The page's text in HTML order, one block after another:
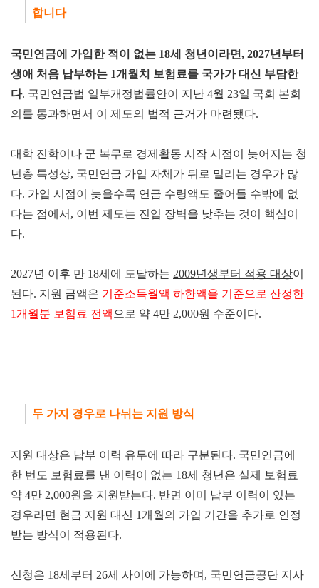
합니다
국민연금에 가입한 적이 없는 18세 청년이라면, 2027년부터
생애 처음 납부하는 1개월치 보험료를 국가가 대신 부담한
다. 국민연금법 일부개정법률안이 지난 4월 23일 국회 본회
의를 통과하면서 이 제도의 법적 근거가 마련됐다.
대학 진학이나 군 복무로 경제활동 시작 시점이 늦어지는 청
년층 특성상, 국민연금 가입 자체가 뒤로 밀리는 경우가 많
다. 가입 시점이 늦을수록 연금 수령액도 줄어들 수밖에 없
다는 점에서, 이번 제도는 진입 장벽을 낮추는 것이 핵심이
다.
2027년 이후 만 18세에 도달하는 2009년생부터 적용 대상이
된다. 지원 금액은 기준소득월액 하한액을 기준으로 산정한
1개월분 보험료 전액 으로 약 4만 2,000원 수준이다.
두 가지 경우로 나뉘는 지원 방식
지원 대상은 납부 이력 유무에 따라 구분된다. 국민연금에
한 번도 보험료를 낸 이력이 없는 18세 청년은 실제 보험료
약 4만 2,000원을 지원받는다. 반면 이미 납부 이력이 있는
경우라면 현금 지원 대신 1개월의 가입 기간을 추가로 인정
받는 방식이 적용된다.
신청은 18세부터 26세 사이에 가능하며, 국민연금공단 지사